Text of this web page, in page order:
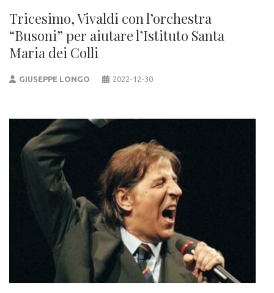
Tricesimo, Vivaldi con l’orchestra
“Busoni” per aiutare l’Istituto Santa
Maria dei Colli
GIUSEPPE LONGO 2022-12-30